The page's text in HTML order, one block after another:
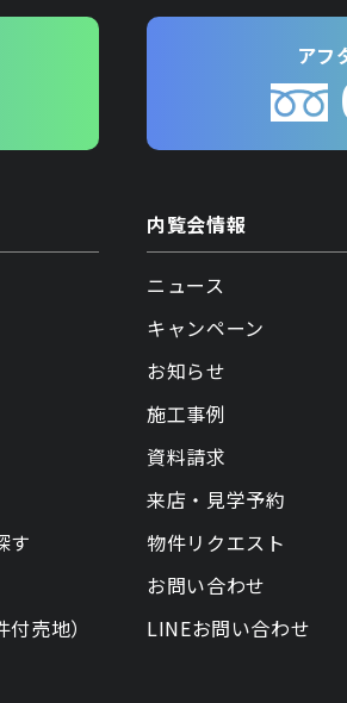
アフ
す
売地）
内覧会情報
ニュース
キャンペーン
お知らせ
施工事例
資料請求
来店・見学予約
物件リクエスト
お問い合わせ
LINEお問い合わせ